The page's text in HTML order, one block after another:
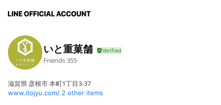
いと重菓舗
Friends355
滋賀県 彦根市 本町1丁目3-37
www.itojyu.com/ 2 other items